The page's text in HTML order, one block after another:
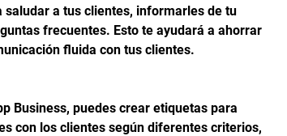
a tus clientes, informarles de tu
frecuentes. Esto te ayudará a ahorrar
fluida con tus clientes.
Business, puedes crear etiquetas para
con los clientes según diferentes criterios,